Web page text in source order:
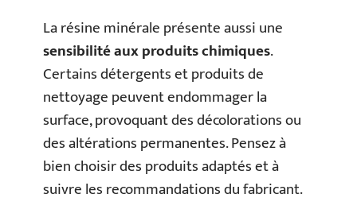
La résine minérale présente aussi une
sensibilité aux produits chimiques.
Certains détergents et produits de
nettoyage peuvent endommager la
surface, provoquant des décolorations ou
des altérations permanentes. Pensez à
bien choisir des produits adaptés et à
suivre les recommandations du fabricant.